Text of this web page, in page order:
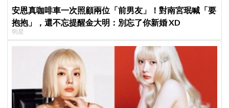
安恩真咖啡車一次照顧兩位「前男友」！對南宮珉喊「要
抱抱」，還不忘提醒金大明：別忘了你新婚 XD
明星